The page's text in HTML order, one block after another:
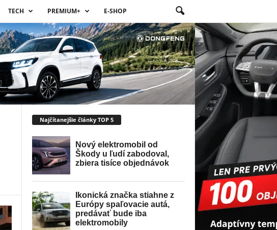
TECH PREMIUM+ E-SHOP
Najčítanejšie články TOP 5